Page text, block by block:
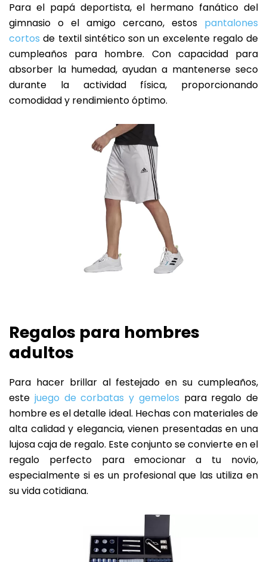
Para el papá deportista, el hermano fanático del
gimnasio o el amigo cercano, estos pantalones
cortos de textil sintético son un excelente regalo de
cumpleaños para hombre. Con capacidad para
absorber la humedad, ayudan a mantenerse seco
durante la actividad física, proporcionando
comodidad y rendimiento óptimo.
Regalos para hombres
adultos
Para hacer brillar al festejado en su cumpleaños,
este juego de corbatas y gemelos para regalo de
hombre es el detalle ideal. Hechas con materiales de
alta calidad y elegancia, vienen presentadas en una
lujosa caja de regalo. Este conjunto se convierte en el
regalo perfecto para emocionar a tu novio,
especialmente si es un profesional que las utiliza en
su vida cotidiana.